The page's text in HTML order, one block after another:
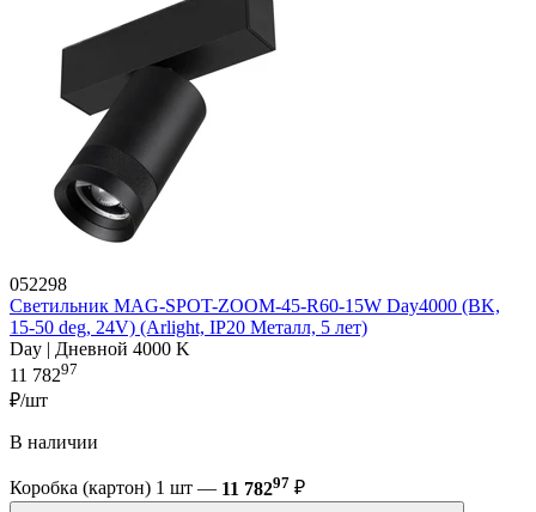
052298
Светильник MAG-SPOT-ZOOM-45-R60-15W Day4000 (BK,
15-50 deg, 24V) (Arlight, IP20 Металл, 5 лет)
Day | Дневной 4000 K
11 78297
₽/шт
В наличии
Коробка (картон) 1 шт — 11 78297 ₽